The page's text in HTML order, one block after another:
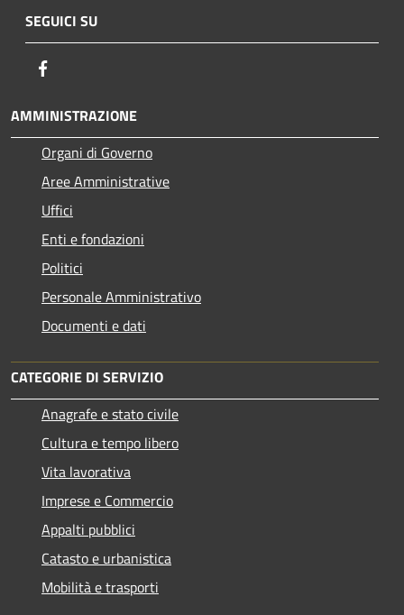
SEGUICI SU
AMMINISTRAZIONE
Organi di Governo
Aree Amministrative
Uffici
Enti e fondazioni
Politici
Personale Amministrativo
Documenti e dati
CATEGORIE DI SERVIZIO
Anagrafe e stato civile
Cultura e tempo libero
Vita lavorativa
Imprese e Commercio
Appalti pubblici
Catasto e urbanistica
Mobilità e trasporti